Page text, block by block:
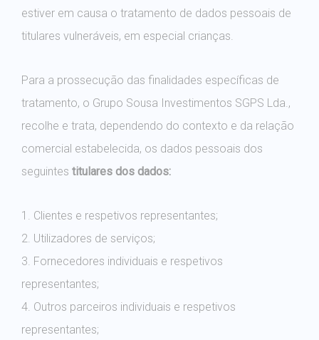
estiver em causa o tratamento de dados pessoais de
titulares vulneráveis, em especial crianças.
Para a prossecução das finalidades específicas de
tratamento, o Grupo Sousa Investimentos SGPS Lda.,
recolhe e trata, dependendo do contexto e da relação
comercial estabelecida, os dados pessoais dos
seguintes titulares dos dados:
1. Clientes e respetivos representantes;
2. Utilizadores de serviços;
3. Fornecedores individuais e respetivos
representantes;
4. Outros parceiros individuais e respetivos
representantes;